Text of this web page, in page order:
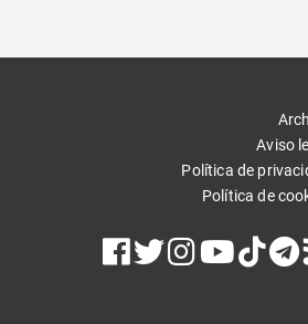
Aviso
Política de
Política de